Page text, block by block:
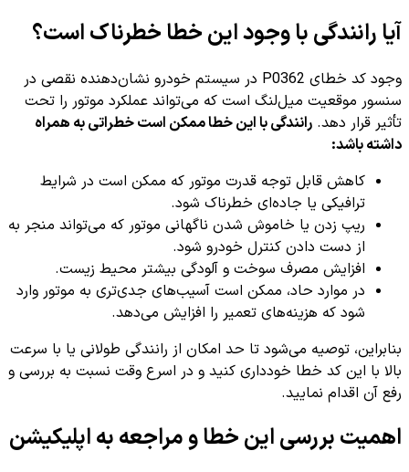
آیا رانندگی با وجود این خطا خطرناک است؟
وجود کد خطای P0362 در سیستم خودرو نشان‌دهنده نقصی در
سنسور موقعیت میل‌لنگ است که می‌تواند عملکرد موتور را تحت
تأثیر قرار دهد. رانندگی با این خطا ممکن است خطراتی به همراه
داشته باشد:
کاهش قابل توجه قدرت موتور که ممکن است در شرایط
ترافیکی یا جاده‌ای خطرناک شود.
ریپ زدن یا خاموش شدن ناگهانی موتور که می‌تواند منجر به
از دست دادن کنترل خودرو شود.
افزایش مصرف سوخت و آلودگی بیشتر محیط زیست.
در موارد حاد، ممکن است آسیب‌های جدی‌تری به موتور وارد
شود که هزینه‌های تعمیر را افزایش می‌دهد.
بنابراین، توصیه می‌شود تا حد امکان از رانندگی طولانی یا با سرعت
بالا با این کد خطا خودداری کنید و در اسرع وقت نسبت به بررسی و
رفع آن اقدام نمایید.
اهمیت بررسی این خطا و مراجعه به اپلیکیشن